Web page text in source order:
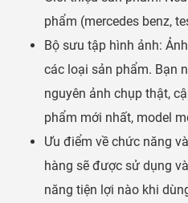
phẩm (mercedes benz,
Bộ sưu tập hình ảnh:
các loại sản phẩm. Bạn
nguyên ảnh chụp thật,
phẩm mới nhất, model
Ưu điểm về chức năng
hàng sẽ được sử dụng
năng tiện lợi nào khi